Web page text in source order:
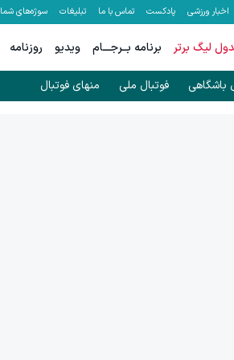
اخبار ورزشی پادکست تماس با ما تبلیغات سوژه‌های شما
لیگ برتر برنامه بــرجـــام ویدیو روزنامه
باشگاهی فوتبال ملی منهای فوتبال